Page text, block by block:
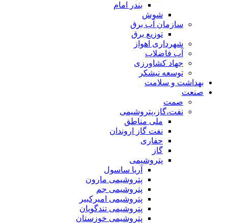
بندر امام
شوش
سازمان آب برق
توزیع برق
شهرداری اهواز
آب فاضلاب
جهاد کشاورزی
توسعه نیشکر
بهداشت و سلامت
صنعت
صمت
نفت،گاز،پتروشیمی
ملی مناطق
نفت گاز اروندان
حفاری
گاز
پتروشیمی
آریا ساسول
پتروشیمی مارون
پتروشیمی جم
پتروشیمی امیرکبیر
پتروشیمی تندگویان
پتروشیمی خوزستان